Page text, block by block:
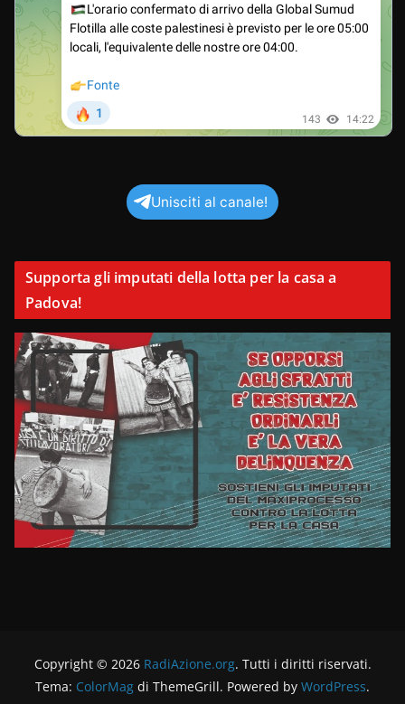
Unisciti al canale!
Supporta gli imputati della lotta per la casa a
Padova!
Copyright © 2026 RadiAzione.org. Tutti i diritti riservati.
Tema: ColorMag di ThemeGrill. Powered by WordPress.